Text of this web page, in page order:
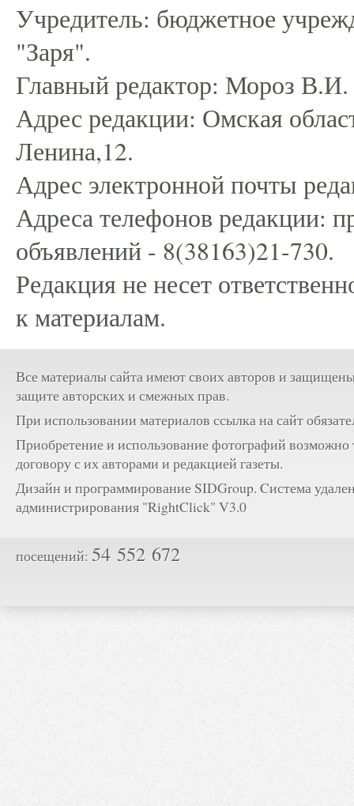
Учредитель: бюджетное
"Заря".
Главный редактор: Мороз В.И.
Адрес редакции: Омская
Ленина,12.
Адрес электронной почты
Адреса телефонов редакции:
объявлений - 8(38163)21-730.
Редакция не несет
к материалам.
Все материалы сайта имеют своих авторов и
защите авторских и смежных прав.
При использовании материалов ссылка на сайт
Приобретение и использование фотографий возможно
договору с их авторами и редакцией газеты.
Дизайн и программирование SIDGroup. Cистема
администрирования "RightClick" V3.0
посещений: 54 552 672